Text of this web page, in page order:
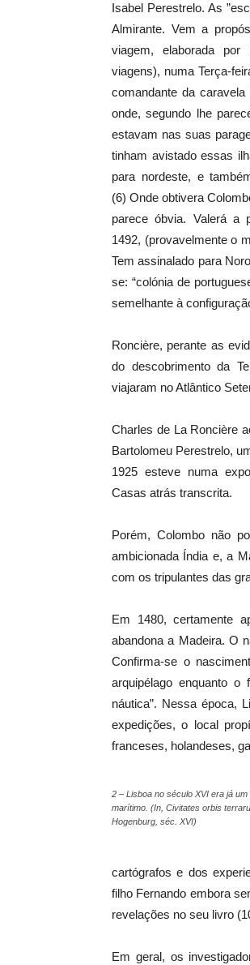
Isabel Perestrelo. As
Almirante. Vem a
viagem, elaborada
viagens), numa Terça-
comandante da
onde, segundo lhe
estavam nas suas
tinham avistado essas
para nordeste, e
(6) Onde obtivera
parece óbvia. Valerá a
1492, (provavelmente o
Tem assinalado para
se: “colónia de
semelhante à
Roncière, perante as
do descobrimento da
viajaram no Atlântico
Charles de La Roncière
Bartolomeu Perestrelo,
1925 esteve numa
Casas atrás transcrita.
Porém, Colombo não
ambicionada Índia e, a
com os tripulantes das
Em 1480, certamente
abandona a Madeira. O
Confirma-se o
arquipélago enquanto
náutica”. Nessa época,
expedições, o local
franceses, holandeses,
2 – Lisboa no século XVI era já
marítimo. (In, Civitates orbis
Hogenburg, séc. XVI)
cartógrafos e dos
filho Fernando embora
revelações no seu livro
Em geral, os